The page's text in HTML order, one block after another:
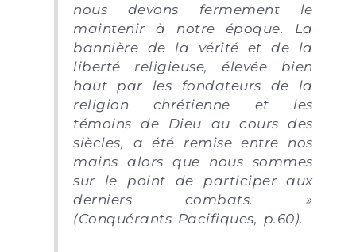
nous devons fermement le
maintenir à notre époque. La
bannière de la vérité et de la
liberté religieuse, élevée bien
haut par les fondateurs de la
religion chrétienne et les
témoins de Dieu au cours des
siècles, a été remise entre nos
mains alors que nous sommes
sur le point de participer aux
derniers combats. »
(Conquérants Pacifiques, p.60).